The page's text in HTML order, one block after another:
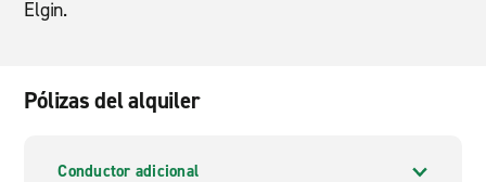
Elgin.
Pólizas del alquiler
Conductor adicional